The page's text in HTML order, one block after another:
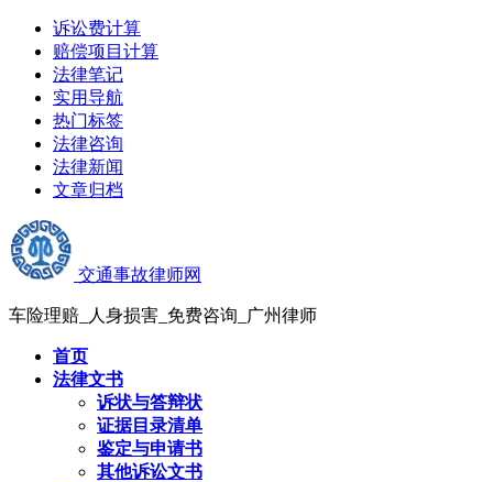
诉讼费计算
赔偿项目计算
法律笔记
实用导航
热门标签
法律咨询
法律新闻
文章归档
交通事故律师网
车险理赔_人身损害_免费咨询_广州律师
首页
法律文书
诉状与答辩状
证据目录清单
鉴定与申请书
其他诉讼文书